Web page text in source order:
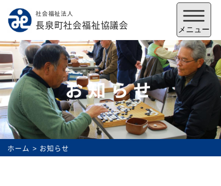
社会福祉法人
長泉町社会福祉協議会 メニュー
メニューを閉じる
お知らせ
ホーム お知らせ